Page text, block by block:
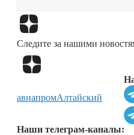
Следите за нашими
Наши телеграм-каналы:
авиапромАлтайский